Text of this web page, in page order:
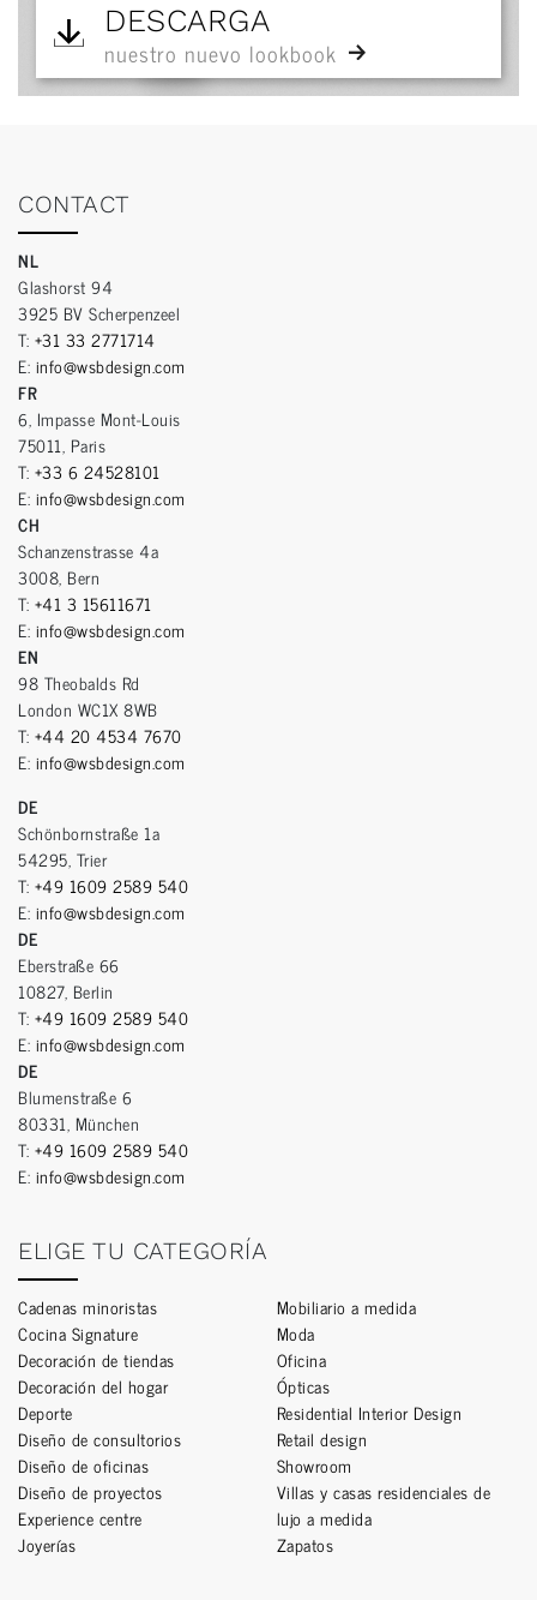
DESCARGA
nuestro nuevo lookbook
CONTACT
NL
Glashorst 94
3925 BV Scherpenzeel
T: +31 33 2771714
E: info@wsbdesign.com
FR
6, Impasse Mont-Louis
75011, Paris
T: +33 6 24528101
E: info@wsbdesign.com
CH
Schanzenstrasse 4a
3008, Bern
T: +41 3 15611671
E: info@wsbdesign.com
EN
98 Theobalds Rd
London WC1X 8WB
T: +44 20 4534 7670
E: info@wsbdesign.com
DE
Schönbornstraße 1a
54295, Trier
T: +49 1609 2589 540
E: info@wsbdesign.com
DE
Eberstraße 66
10827, Berlin
T: +49 1609 2589 540
E: info@wsbdesign.com
DE
Blumenstraße 6
80331, München
T: +49 1609 2589 540
E: info@wsbdesign.com
ELIGE TU CATEGORÍA
Cadenas minoristas
Cocina Signature
Decoración de tiendas
Decoración del hogar
Deporte
Diseño de consultorios
Diseño de oficinas
Diseño de proyectos
Experience centre
Joyerías
Mobiliario a medida
Moda
Oficina
Ópticas
Residential Interior Design
Retail design
Showroom
Villas y casas residenciales de
lujo a medida
Zapatos